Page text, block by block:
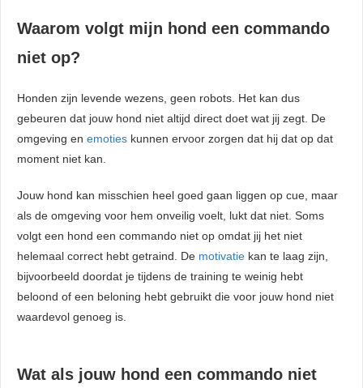
Waarom volgt mijn hond een commando
niet op?
Honden zijn levende wezens, geen robots. Het kan dus
gebeuren dat jouw hond niet altijd direct doet wat jij zegt. De
omgeving en emoties kunnen ervoor zorgen dat hij dat op dat
moment niet kan.
Jouw hond kan misschien heel goed gaan liggen op cue, maar
als de omgeving voor hem onveilig voelt, lukt dat niet. Soms
volgt een hond een commando niet op omdat jij het niet
helemaal correct hebt getraind. De motivatie kan te laag zijn,
bijvoorbeeld doordat je tijdens de training te weinig hebt
beloond of een beloning hebt gebruikt die voor jouw hond niet
waardevol genoeg is.
Wat als jouw hond een commando niet